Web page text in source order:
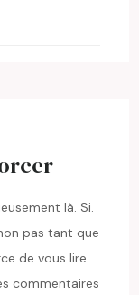
là. Si.
pas tant que
de vous lire
commentaires